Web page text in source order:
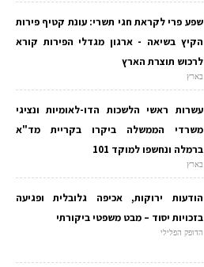
שפע פרי לקראת חגי תשרי: עונת קטיף פירות
הקיץ בשיאה - ארגון מגדלי הפירות קורא
לרכוש תוצרת הארץ
בארץ
עשרות ראשי הלשכות הדו-לאומיות ונציגי
משרדי הממשלה ביקרו בקריית מד"א
ברמלה ונחשפו למוקד 101
בארץ
הודעות ירוקות, אכיפה גלובלית ופגיעה
בזכויות יסוד – מבט משפטי ביקורתי
הדופק הפלילי